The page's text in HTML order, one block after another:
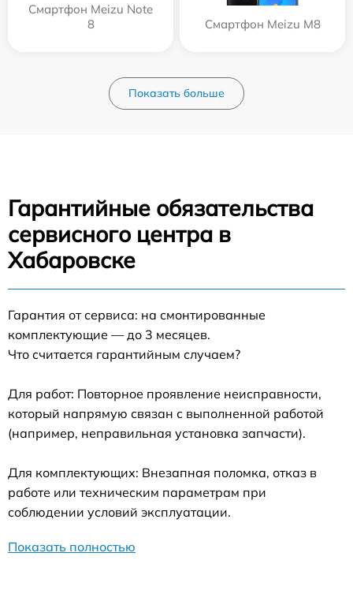
Смартфон Meizu Note
8
Смартфон Meizu M8
Показать больше
Гарантийные обязательства
сервисного центра в
Хабаровске
Гарантия от сервиса: на смонтированные
комплектующие — до 3 месяцев.
Что считается гарантийным случаем?
Для работ: Повторное проявление неисправности,
который напрямую связан с выполненной работой
(например, неправильная установка запчасти).
Для комплектующих: Внезапная поломка, отказ в
работе или техническим параметрам при
соблюдении условий эксплуатации.
Показать полностью